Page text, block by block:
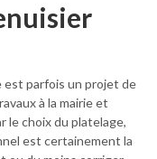
est parfois un projet de
à la mairie et
le choix du platelage,
est certainement la